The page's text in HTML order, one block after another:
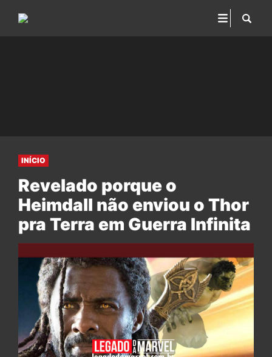
INÍCIO
Revelado porque o
Heimdall não enviou o Thor
pra Terra em Guerra Infinita